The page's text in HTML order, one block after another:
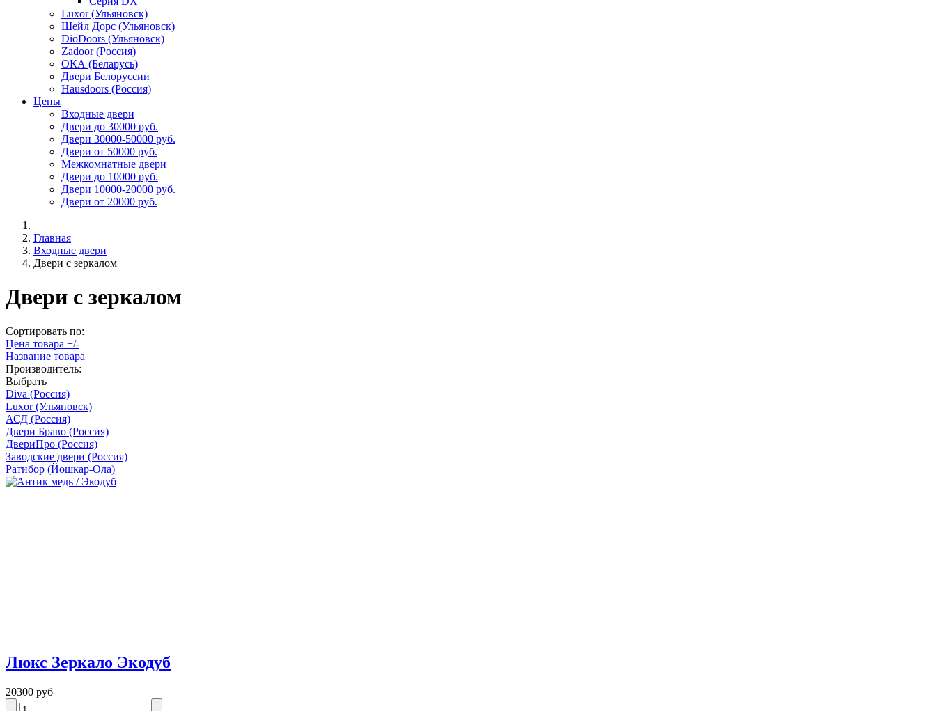
Luxor (Ульяновск)
Шейл Дорс (Ульяновск)
DioDoors (Ульяновск)
Zadoor (Россия)
ОКА (Беларусь)
Двери Белоруссии
Hausdoors (Россия)
Цены
Входные двери
Двери до 30000 руб.
Двери 30000-50000 руб.
Двери от 50000 руб.
Межкомнатные двери
Двери до 10000 руб.
Двери 10000-20000 руб.
Двери от 20000 руб.
Главная
Входные двери
Двери с зеркалом
Двери с зеркалом
Сортировать по:
Цена товара +/-
Название товара
Производитель:
Выбрать
Diva (Россия)
Luxor (Ульяновск)
АСД (Россия)
Двери Браво (Россия)
ДвериПро (Россия)
Заводские двери (Россия)
Ратибор (Йошкар-Ола)
Люкс Зеркало Экодуб
20300 руб